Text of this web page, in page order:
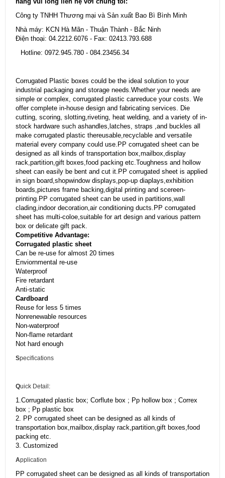
Công ty TNHH Thương mại và Sản xuất Bao Bì Bình Minh
Nhà máy: KCN Hà Mãn - Thuận Thành - Bắc Ninh
Điện thoại: 04.2212.6076 - Fax: 02413.793.688
Hotline: 0972.945.780 - 084.23456.34
Corrugated Plastic boxes could be the ideal solution to your
industrial packaging and storage needs.Whether your needs are
simple or complex, corrugated plastic canreduce your costs. We
offer complete in-house design and fabricating services. Die
cutting, scoring, slotting,riveting, heat welding, and a variety of in-
stock hardware such ashandles,latches, straps ,and buckles all
make corrugated plastic thereusable,recyclable and versatile
material every company could use.PP corrugated sheet can be
designed as all kinds of transportation box,mailbox,display
rack,partition,gift boxes,food packing etc.Toughness and hollow
sheet can easily be bent and cut it.PP corrugated sheet is applied
in sign board,shopwindow displays,pop-up diaplays,exhibition
boards,pictures frame backing,digital printing and scereen-
printing.PP corrugated sheet can be used in partitions,wall
clading,indoor decoration,air conditioning ducts.PP corrugated
sheet has multi-coloe,suitable for art design and various pattern
box or delicate gift pack.
Competitive Advantage:
Corrugated plastic sheet
Can be re-use for almost 20 times
Enviornmental re-use
Waterproof
Fire retardant
Anti-static
Cardboard
Reuse for less 5 times
Nonrenewable resources
Non-waterproof
Non-flame retardant
Not hard enough
Specifications
Quick Detail:
1.Corrugated plastic box; Corflute box ; Pp hollow box ; Correx
box ; Pp plastic box
2. PP corrugated sheet can be designed as all kinds of
transportation box,mailbox,display rack,partition,gift boxes,food
packing etc.
3. Customized
Application
PP corrugated sheet can be designed as all kinds of transportation